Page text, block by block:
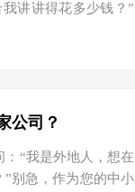
讲讲得花多少钱？”
”的讨论热火朝天地
，这就要花费大约
公司？
“我是外地人，想在
”别急，作为您的中小